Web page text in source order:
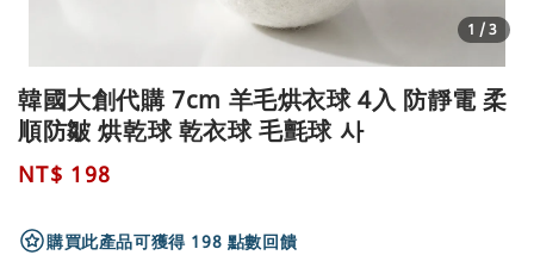
1 /3
韓國大創代購 7cm 羊毛烘衣球 4入 防靜電 柔
順防皺 烘乾球 乾衣球 毛氈球 사
Regular
NT$ 198
購買此產品可獲得 198 點數回饋